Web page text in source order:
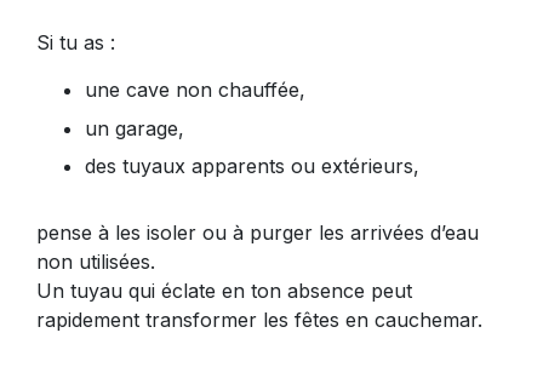
Si tu as :
une cave non chauffée,
un garage,
des tuyaux apparents ou extérieurs,
pense à les isoler ou à purger les arrivées d’eau
non utilisées.
Un tuyau qui éclate en ton absence peut
rapidement transformer les fêtes en cauchemar.